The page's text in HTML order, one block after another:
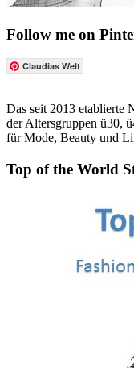
Follow me on
Claudias Welt
Das seit 2013 etablierte
der Altersgruppen ü30,
für Mode, Beauty und
Top of the World